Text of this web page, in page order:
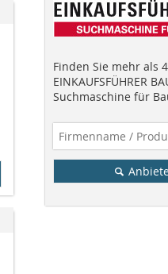
Finden Sie mehr als
EINKAUFSFÜHRER
Suchmaschine für